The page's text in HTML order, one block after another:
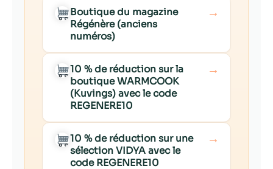
Boutique du magazine
Régénère (anciens
numéros)
→
10 % de réduction sur la
boutique WARMCOOK
(Kuvings) avec le code
REGENERE10
→
10 % de réduction sur une
sélection VIDYA avec le
code REGENERE10
→